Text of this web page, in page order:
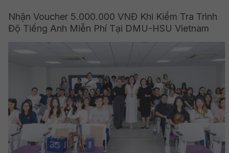
Nhận Voucher 5.000.000 VNĐ Khi Kiểm Tra Trình
Độ Tiếng Anh Miễn Phí Tại DMU-HSU Vietnam